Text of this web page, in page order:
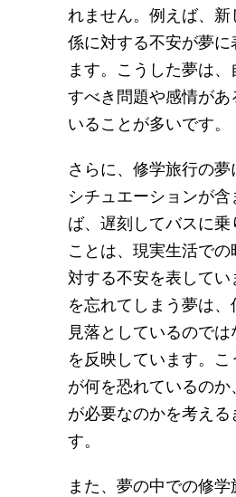
れません。例えば、新
係に対する不安が夢に
ます。こうした夢は
すべき問題や感情があ
いることが多いです。
さらに、修学旅行の
シチュエーションが含
ば、遅刻してバスに
ことは、現実生活で
対する不安を表して
を忘れてしまう夢は
見落としているので
を反映しています。
が何を恐れているの
が必要なのかを考える
す。
また、夢の中での修